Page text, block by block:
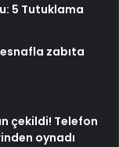
5 Tutuklama
zabıta
çekildi! Telefon
oynadı